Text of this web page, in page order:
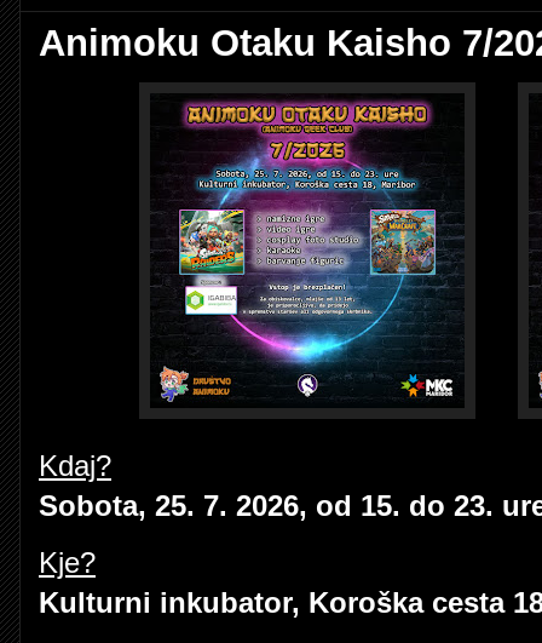
Animoku Otaku Kaisho 7/
Kdaj?
Sobota, 25. 7. 2026, od 15. do 23.
Kje?
Kulturni inkubator, Koroška cesta